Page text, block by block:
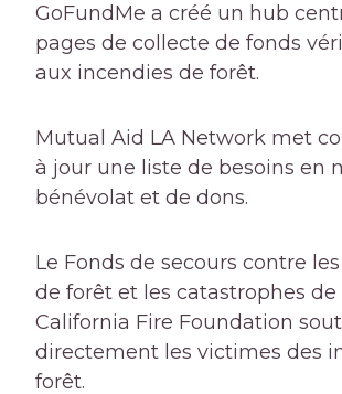
GoFundMe a créé un hub
pages de collecte de fonds
aux incendies de forêt.
Mutual Aid LA Network met
à jour une liste de besoins en
bénévolat et de dons.
Le Fonds de secours contre
de forêt et les catastrophes de
California Fire Foundation
directement les victimes des
forêt.